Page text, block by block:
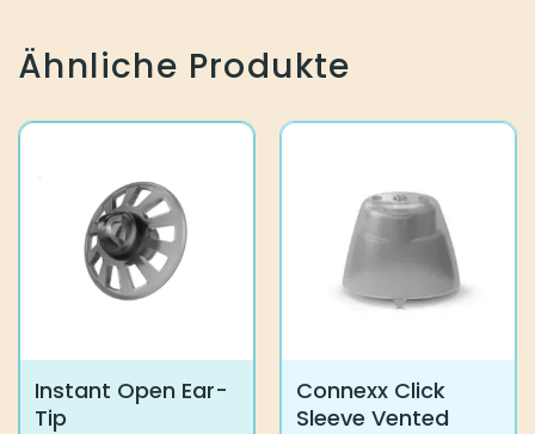
auf.
Die
können
der
Produktseite
gewählt
werden
Ähnliche Produkte
Instant Open Ear-
Tip
Connexx Click
Sleeve Vented